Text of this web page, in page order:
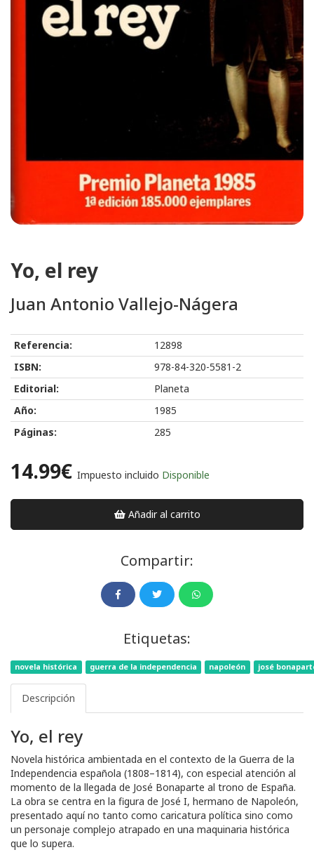
Yo, el rey
Juan Antonio Vallejo-Nágera
Referencia:
12898
ISBN:
978-84-320-5581-2
Editorial:
Planeta
Año:
1985
Páginas:
285
14.99€ Impuesto incluido Disponible
Añadir al carrito
Compartir:
Etiquetas:
novela histórica guerra de la independencia napoleón josé
Descripción
Yo, el rey
Novela histórica ambientada en el contexto de la Guerra de la
Independencia española (1808–1814), con especial atención al
momento de la llegada de José Bonaparte al trono de España.
La obra se centra en la figura de José I, hermano de Napoleón,
presentado aquí no tanto como caricatura política sino como
un personaje complejo atrapado en una maquinaria histórica
que lo supera.